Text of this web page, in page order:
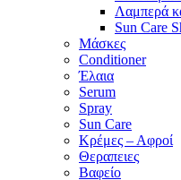
Λαμπερά
Sun Care
Μάσκες
Conditioner
Έλαια
Serum
Spray
Sun Care
Κρέμες – Αφροί
Θεραπειες
Βαφείο